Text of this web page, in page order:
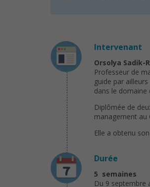
Intervenant
Orsolya Sadik-
Professeur de
guide par
dans le domaine
Diplômée de
management au
Elle a obtenu
Durée
5 semaines
Du 9 septembre